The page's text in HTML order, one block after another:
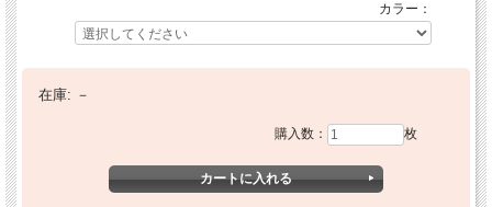
カラー：
在庫: －
購入数： 枚